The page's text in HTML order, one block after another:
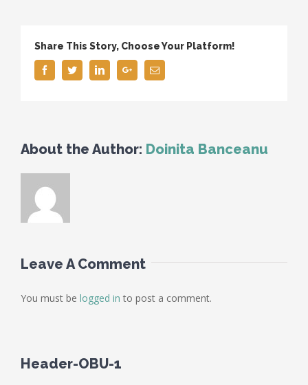
Share This Story, Choose Your Platform!
FacebookTwitterLinkedinGoogle+Email
About the Author: Doinita Banceanu
Leave A Comment
You must be logged in to post a comment.
Header-OBU-1